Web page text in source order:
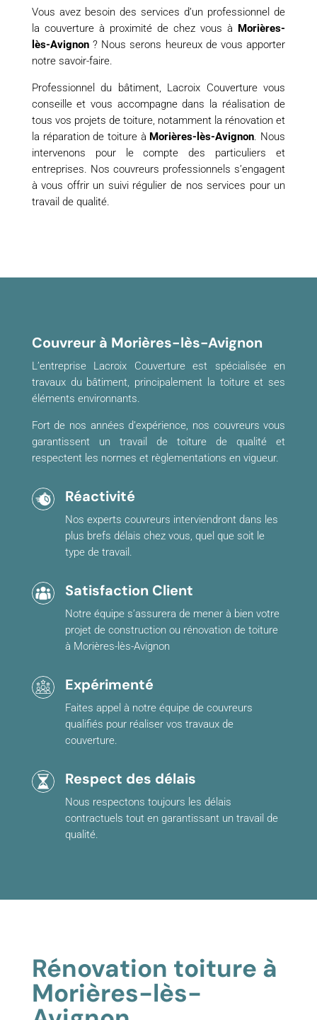
Vous avez besoin des services d’un professionnel de
la couverture à proximité de chez vous à
Morières-
lès-Avignon? Nous serons heureux de vous apporter
notre savoir-faire.
Professionnel du bâtiment, Lacroix Couverture vous
conseille et vous accompagne dans la réalisation de
tous vos projets de toiture, notamment la rénovation et
la réparation de toiture à Morières-lès-Avignon. Nous
intervenons pour le compte des particuliers et
entreprises. Nos couvreurs professionnels s’engagent
à vous offrir un suivi régulier de nos services pour un
travail de qualité.
Couvreur à Morières-lès-Avignon
L’entreprise Lacroix Couverture est spécialisée en
travaux du bâtiment, principalement la toiture et ses
éléments environnants.
Fort de nos années d’expérience, nos couvreurs vous
garantissent un travail de toiture de qualité et
respectent les normes et règlementations en vigueur.
Réactivité
Nos experts couvreurs interviendront dans les
plus brefs délais chez vous, quel que soit le
type de travail.
Satisfaction Client
Notre équipe s’assurera de mener à bien votre
projet de construction ou rénovation de toiture
à Morières-lès-Avignon
Expérimenté
Faites appel à notre équipe de couvreurs
qualifiés pour réaliser vos travaux de
couverture.
Respect des délais
Nous respectons toujours les délais
contractuels tout en garantissant un travail de
qualité.
Rénovation toiture à
Morières-lès-